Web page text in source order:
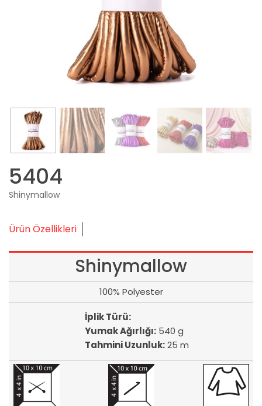
5404
Shinymallow
Ürün Özellikleri
Shinymallow
100% Polyester
İplik Türü:
Yumak Ağırlığı: 540 g
Tahmini Uzunluk:25 m